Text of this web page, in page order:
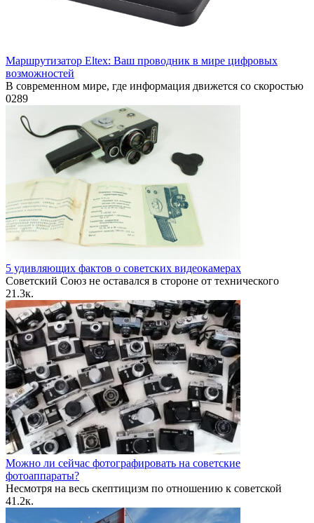
Маршрутизатор Eltex: Ваш проводник в мире цифровых
возможностей
В современном мире, где информация движется со скоростью
0289
5 удивляющих фактов о советских видеокамерах
Советский Союз не оставался в стороне от технического
21.3к.
Можно ли сейчас фотографировать на советские
фотоаппараты?
Несмотря на весь скептицизм по отношению к советской
41.2к.